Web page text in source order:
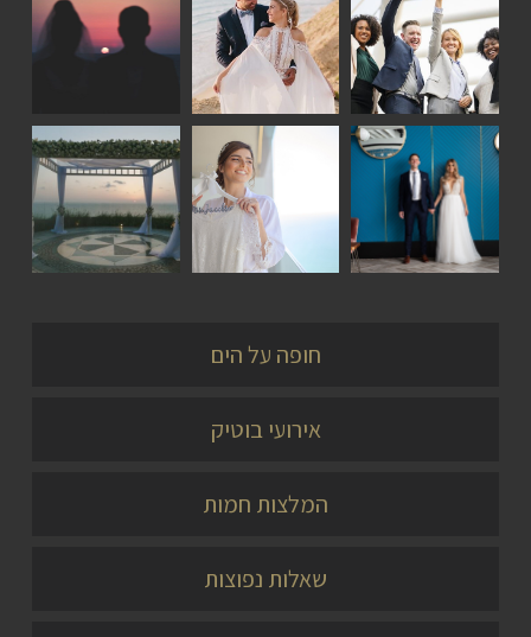
כתבות
אירועים
סיפורי
זוגות
כתבות
אירועים
סיפורי
זוגות
סיפורי
זוגות
כתבות
אירועים
חופה על הים
אירועי בוטיק
המלצות חמות
שאלות נפוצות